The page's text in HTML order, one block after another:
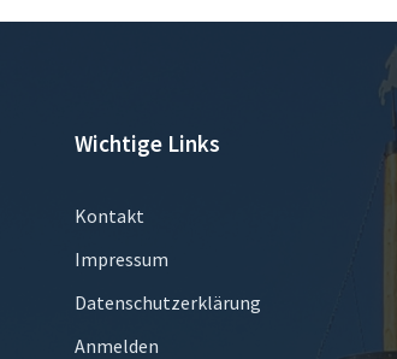
Wichtige Links
Kontakt
Impressum
Datenschutzerklärung
Anmelden